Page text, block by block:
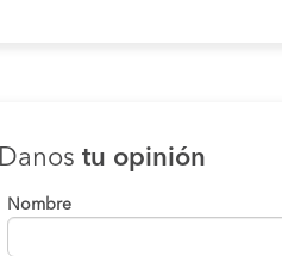
Danos tu opinión
Nombre